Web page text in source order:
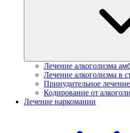
Лечение алкоголизма
Лечение алкоголизма в
Принудительное
Кодирование от
Лечение наркомании